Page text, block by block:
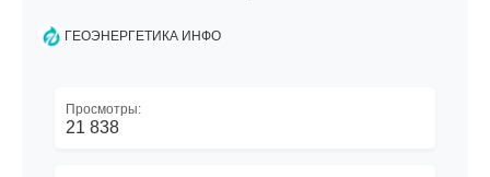
ГЕОЭНЕРГЕТИКА ИНФО
Просмотры:
21 838